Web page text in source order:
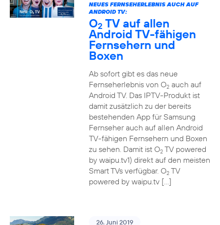
NEUES FERNSEHERLEBNIS AUCH AUF
ANDROID TV:
O2 TV auf allen
Android TV-fähigen
Fernsehern und
Boxen
Ab sofort gibt es das neue
Fernseherlebnis von O2auch auf
Android TV. Das IPTV-Produkt ist
damit zusätzlich zu der bereits
bestehenden App für Samsung
Fernseher auch auf allen Android
TV-fähigen Fernsehern und Boxen
zu sehen. Damit ist O2TV powered
by waipu.tv1) direkt auf den meisten
Smart TVs verfügbar. O2TV
powered by waipu.tv […]
26. Juni 2019